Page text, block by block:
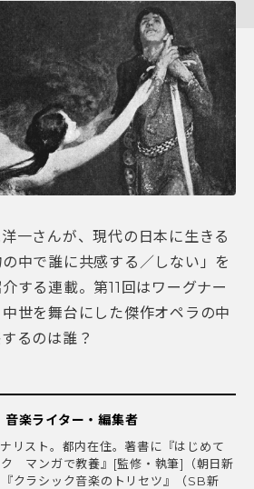
一さんが、現代の日本に生きる
中で誰に共感する／しない」を
する連載。第11回はワーグナー
中世を舞台にした傑作オペラの中
るのは誰？
楽ライター・編集者
リスト。都内在住。著書に『はじめて
マンガで教養』[監修・執筆]（朝日新
クラシック音楽のトリセツ』（SB新